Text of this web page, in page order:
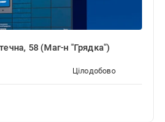
58 (Маг-н "Грядка")
Цілодобово